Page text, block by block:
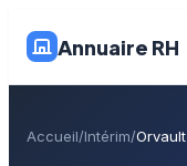
Annuaire RH
Accueil Intérim Orvault